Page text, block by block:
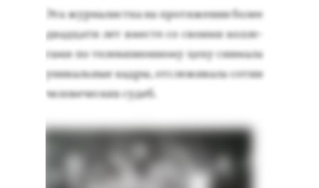
Эта жур­на­лис­тка на про­тяже­нии бо­лее
двад­ца­ти лет вмес­те со сво­ими кол­ле­
гами по те­леви­зи­он­но­му це­ху сни­мала
уни­каль­ные кад­ры, от­сле­жива­ла сот­ни
че­лове­чес­ких су­деб.